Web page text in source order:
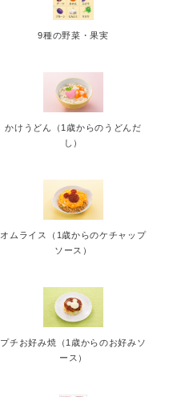
9種の野菜・果実
かけうどん（1歳からのうどんだ
し）
オムライス（1歳からのケチャップ
ソース）
プチお好み焼（1歳からのお好みソ
ース）